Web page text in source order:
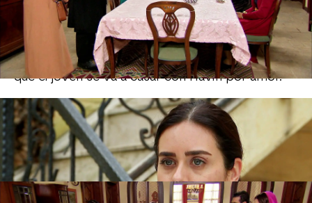
Cuando la hija de Sami se dispone a abandonar la
mansión, aparecen Azad y Havin para celebrar su
compromiso. Melek les da la enhorabuena y se
despide de ellos. En el fondo,está muy apenada
porque sigue enamorada de Azad
y ella cree
que el joven se va a casar con Havin por amor.
Al final, Azad y Havin celebran su fiesta
prenupcial y Melek huye con Zehra gracias a la
ayuda de Zeynep.¿Conseguirán alejarse de una
vez por todas de Devra y de los Kirman?